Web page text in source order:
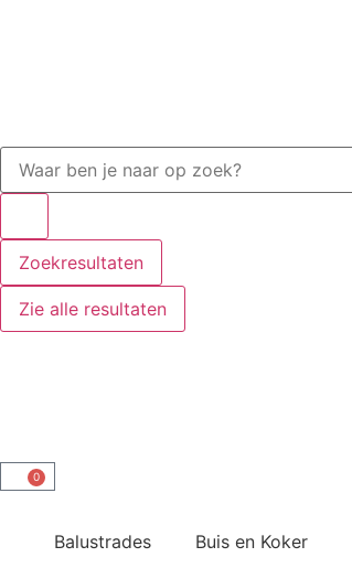
Zoekresultaten
Zie alle resultaten
0
Balustrades Buis en Koker